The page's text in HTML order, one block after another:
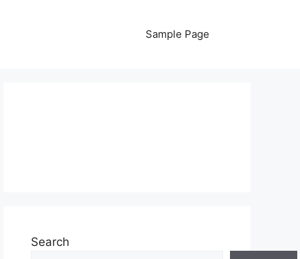
Sample Page
Search